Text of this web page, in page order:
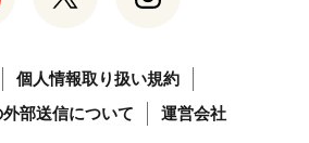
個人情報取り扱い規約
部送信について
運営会社